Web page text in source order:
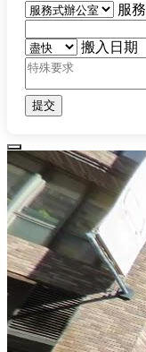
服務
搬入日期
提交